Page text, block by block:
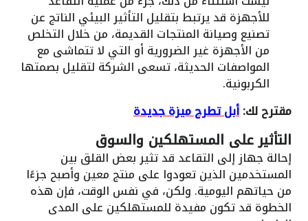
للأجهزة قد يرتبط بتقليل التأثير البيئي الناتج عن
تصنيع وصيانة المنتجات القديمة، من خلال التخلص
من الأجهزة غير الضرورية أو التي لا تتماشى مع
المواصفات الحديثة، تسعى الشركة لتقليل بصمتها
الكربونية.
مقترح لك:أبل تطرح ميزة جديدة
التأثير على المستهلكين والسوق
إحالة جهاز إلى التقاعد قد تثير بعض القلق بين
المستخدمين الذين تعودوا على منتج معين وأصبح جزءًا
من حياتهم اليومية. ولكن، في نفس الوقت، فإن هذه
الخطوة قد تكون مفيدة للمستهلكين على المدى